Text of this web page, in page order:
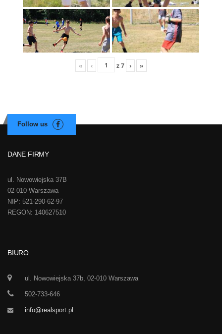
« ‹ z7 › »
DANE FIRMY
ul. Nowowiejska 37B
02-010 Warszawa
NIP: 521-290-62-97
REGON: 140627510
BIURO
ul. Nowowiejska 37b, 02-010 Warszawa
502-733-646
info@realsport.pl